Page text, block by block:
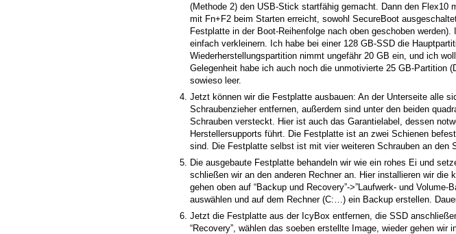
(Methode 2) den USB-Stick startfähig gemacht. Dann den
mit Fn+F2 beim Starten erreicht, sowohl SecureBoot
Festplatte in der Boot-Reihenfolge nach oben geschoben
einfach verkleinern. Ich habe bei einer 128 GB-SSD die
Wiederherstellungspartition nimmt ungefähr 20 GB ein, und ich
Gelegenheit habe ich auch noch die unmotivierte 25 GB-Partition
sowieso leer.
Jetzt können wir die Festplatte ausbauen: An der Unterseite alle
Schraubenzieher entfernen, außerdem sind unter den beiden
Schrauben versteckt. Hier ist auch das Garantielabel, dessen
Herstellersupports führt. Die Festplatte ist an zwei Schienen
sind. Die Festplatte selbst ist mit vier weiteren Schrauben an den
Die ausgebaute Festplatte behandeln wir wie ein rohes Ei und
schließen wir an den anderen Rechner an. Hier installieren wir die
gehen oben auf “Backup und Recovery”->”Laufwerk- und Volume-
auswählen und auf dem Rechner (C:…) ein Backup erstellen.
Jetzt die Festplatte aus der IcyBox entfernen, die SSD
“Recovery”, wählen das soeben erstellte Image, wieder gehen wir